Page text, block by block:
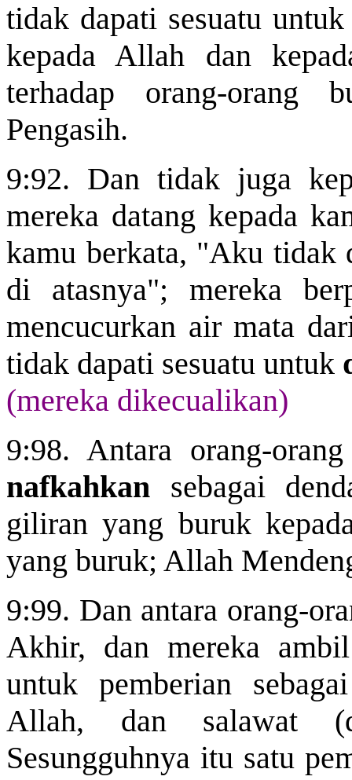
tidak dapati sesuatu
kepada Allah dan
terhadap orang-orang
Pengasih.
9:92. Dan tidak juga
mereka datang kepada
kamu berkata, "Aku tidak
di atasnya"; mereka
mencucurkan air mata
tidak dapati sesuatu untuk
(mereka dikecualikan)
9:98. Antara orang-
nafkahkan sebagai
giliran yang buruk
yang buruk; Allah
9:99. Dan antara orang-
Akhir, dan mereka
untuk pemberian
Allah, dan salawat
Sesungguhnya itu satu